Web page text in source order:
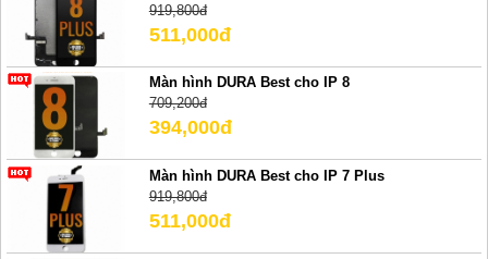
919,800đ
511,000đ
Màn hình DURA Best cho IP 8
709,200đ
394,000đ
Màn hình DURA Best cho IP 7 Plus
919,800đ
511,000đ